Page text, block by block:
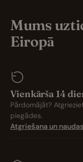
Mums
Eiropā
Vienkārša 14
Pārdomājāt?
piegādes.
Atgriešana un